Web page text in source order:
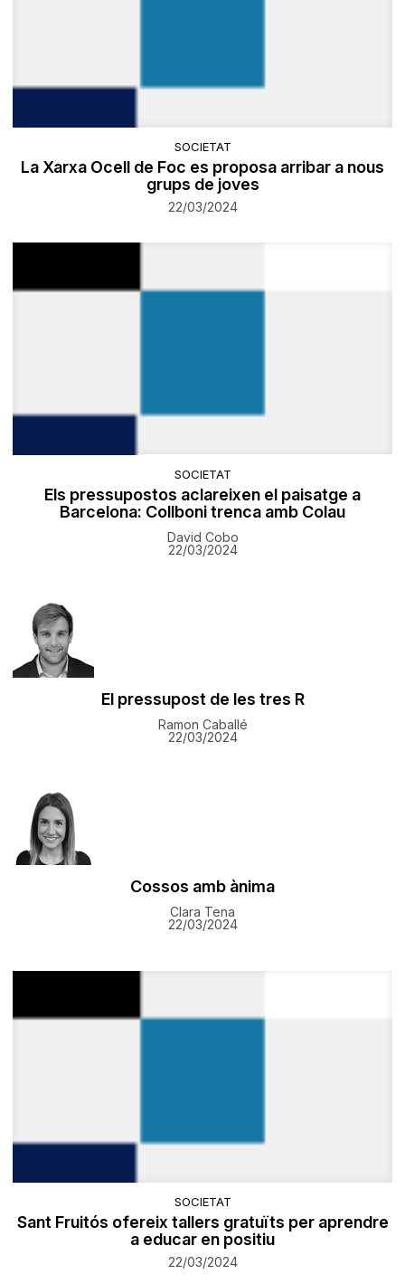
SOCIETAT
La Xarxa Ocell de Foc es proposa arribar a nous
grups de joves
22/03/2024
SOCIETAT
Els pressupostos aclareixen el paisatge a
Barcelona: Collboni trenca amb Colau
David Cobo
22/03/2024
El pressupost de les tres R
Ramon Caballé
22/03/2024
​Cossos amb ànima
Clara Tena
22/03/2024
SOCIETAT
Sant Fruitós ofereix tallers gratuïts per aprendre
a educar en positiu
22/03/2024